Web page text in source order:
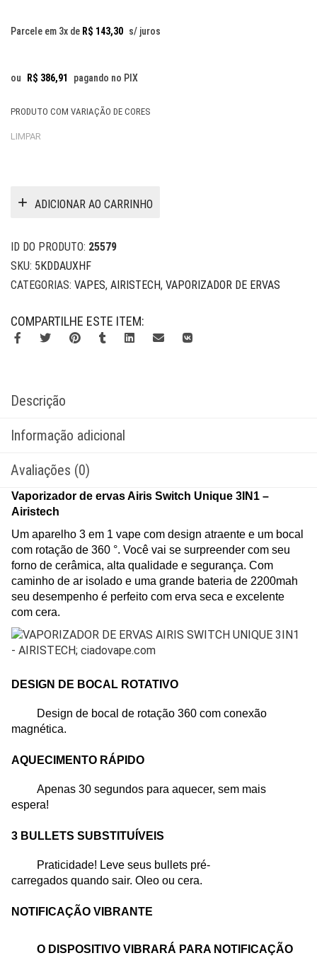
Parcele em 3x de R$ 143,30 s/ juros
ou R$ 386,91 pagando no PIX
PRODUTO COM VARIAÇÃO DE CORES
LIMPAR
ADICIONAR AO CARRINHO
ID DO PRODUTO: 25579
SKU: 5KDDAUXHF
CATEGORIAS: VAPES, AIRISTECH, VAPORIZADOR DE ERVAS
COMPARTILHE ESTE ITEM:
Descrição
Informação adicional
Avaliações (0)
Vaporizador de ervas Airis Switch Unique 3IN1 –
Airistech
Um aparelho 3 em 1 vape com design atraente e um bocal
com rotação de 360 ​​°. Você vai se surpreender com seu
forno de cerâmica, alta qualidade e segurança. Com
caminho de ar isolado e uma grande bateria de 2200mah
seu desempenho é perfeito com erva seca e excelente
com cera.
DESIGN DE BOCAL ROTATIVO
Design de bocal de rotação 360 com conexão
magnética.
AQUECIMENTO RÁPIDO
Apenas 30 segundos para aquecer, sem mais
espera!
3 BULLETS SUBSTITUÍVEIS
Praticidade! Leve seus bullets pré-
carregados quando sair. Oleo ou cera.
NOTIFICAÇÃO VIBRANTE
O DISPOSITIVO VIBRARÁ PARA NOTIFICAÇÃO